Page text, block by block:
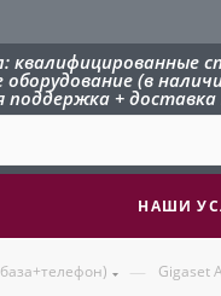
квалифицированные
оборудование (в
поддержка + доставка
НАШИ
— Gigaset